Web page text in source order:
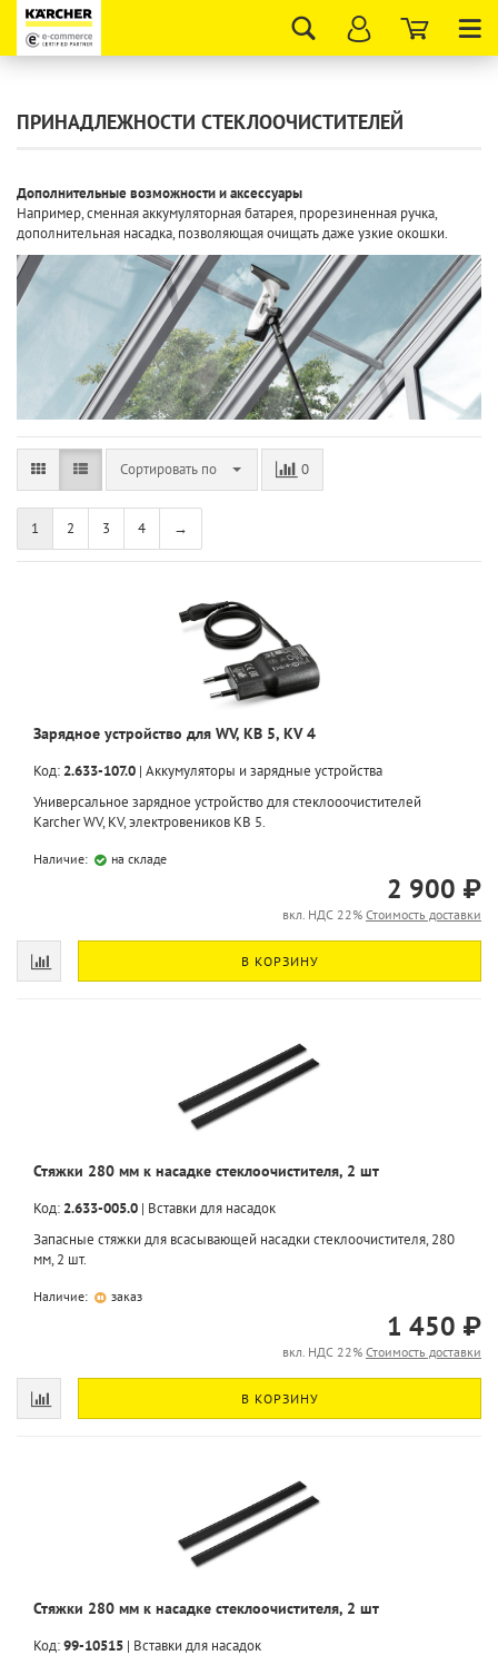
ПРИНАДЛЕЖНОСТИ СТЕКЛООЧИСТИТЕЛЕЙ
Дополнительные возможности и аксессуары
Например, сменная аккумуляторная батарея, прорезиненная ручка,
дополнительная насадка, позволяющая очищать даже узкие окошки.
Сортировать по 0
1 2 3 4 →
Зарядное устройство для WV, KB 5, KV 4
Код: 2.633-107.0 | Аккумуляторы и зарядные устройства
Универсальное зарядное устройство для стеклооочистителей
Karcher WV, KV, электровеников KB 5.
Наличие: на складе
2 900 ₽
вкл. НДС 22% Стоимость доставки
В КОРЗИНУ
Стяжки 280 мм к насадке стеклоочистителя, 2 шт
Код: 2.633-005.0 | Вставки для насадок
Запасные стяжки для всасывающей насадки стеклоочистителя, 280
мм, 2 шт.
Наличие: заказ
1 450 ₽
вкл. НДС 22% Стоимость доставки
В КОРЗИНУ
Стяжки 280 мм к насадке стеклоочистителя, 2 шт
Код:99-10515 | Вставки для насадок